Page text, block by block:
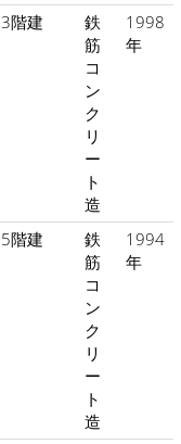
3階建
鉄
筋
コ
ン
ク
リ
ー
ト
造
1998
年
5階建
鉄
筋
コ
ン
ク
リ
ー
ト
造
1994
年